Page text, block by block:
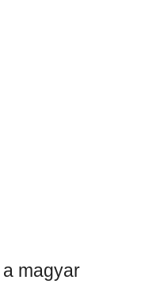
magyar